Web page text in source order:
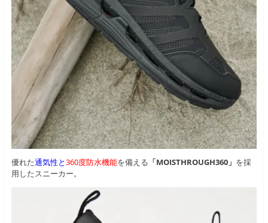
優れた通気性と360度防水機能を備える 「MOISTHROUGH360」 を採
用したスニーカー。